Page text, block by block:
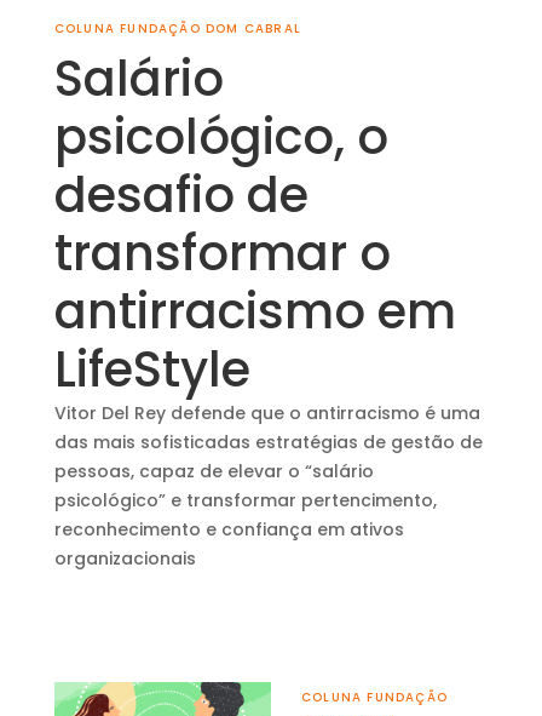
Salário
psicológico, o
desafio de
transformar o
antirracismo em
LifeStyle
COLUNA FUNDAÇÃO DOM CABRAL
Vitor Del Rey defende que o antirracismo é uma
das mais sofisticadas estratégias de gestão de
pessoas, capaz de elevar o “salário
psicológico” e transformar pertencimento,
reconhecimento e confiança em ativos
organizacionais
COLUNA FUNDAÇÃO